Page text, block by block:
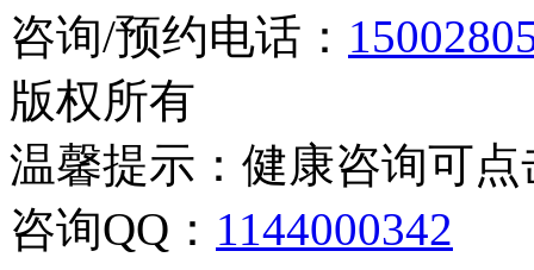
咨询/预约电话：
版权所有
温馨提示：健康咨询可
咨询QQ： 1144000342